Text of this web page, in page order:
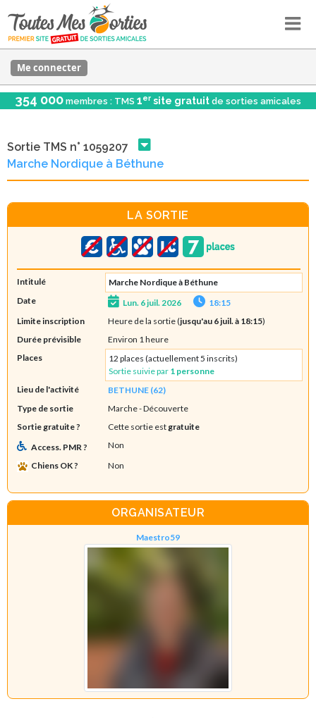
Me connecter
354 000 membres : TMS 1er site gratuit de sorties amicales
Sortie TMS n° 1059207
Marche Nordique à Béthune
LA SORTIE
Intitulé
Marche Nordique à Béthune
Date
Lun. 6 juil. 2026
18:15
Limite inscription
Heure de la sortie (jusqu'au 6 juil. à 18:15)
Durée prévisible
Environ 1 heure
Places
12 places (actuellement 5 inscrits)
Sortie suivie par 1 personne
Lieu de l'activité
BETHUNE (62)
Type de sortie
Marche- Découverte
Sortie gratuite ?
Cette sortie est gratuite
Access. PMR ?
Non
Chiens OK ?
Non
ORGANISATEUR
Maestro59